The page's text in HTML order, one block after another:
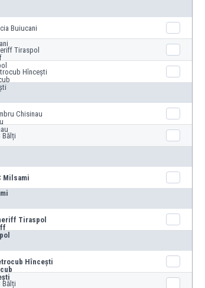
Buiucani
Tiraspol
Hîncești
Chisinau
Bălți
Milsami
Tiraspol
Hîncești
Bălți